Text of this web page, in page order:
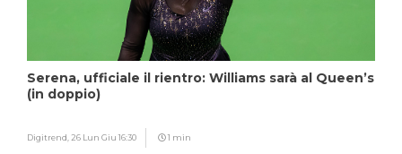
Serena, ufficiale il rientro: Williams sarà al Queen’s
(in doppio)
Digitrend, 26 Lun Giu 16:30 1 min